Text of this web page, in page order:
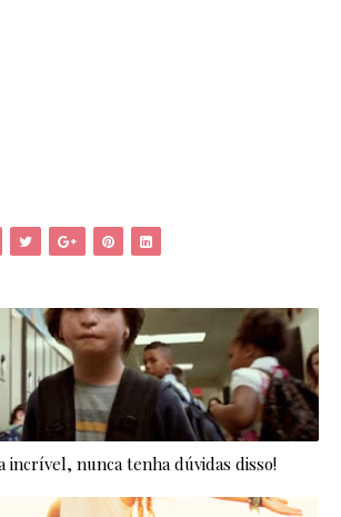
incrível, nunca tenha dúvidas disso!